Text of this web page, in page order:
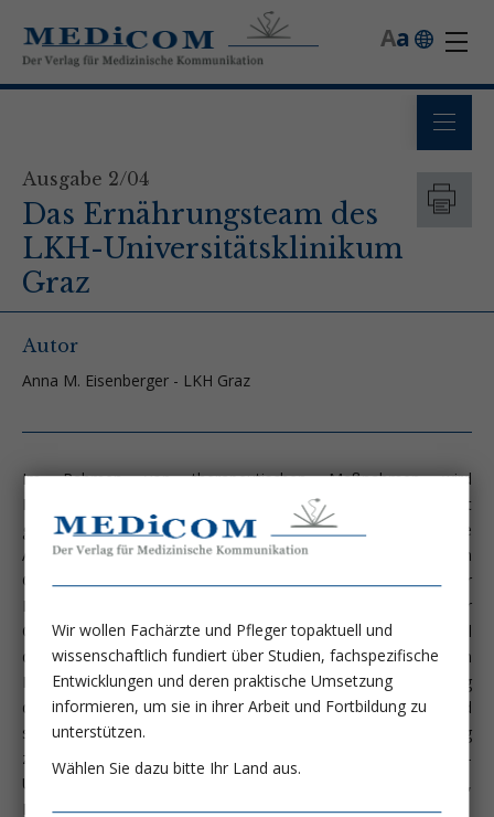
a
A
Ausgabe 2/04
Das Ernährungsteam des
LKH-Universitätsklinikum
Graz
Autor
Anna M. Eisenberger - LKH Graz
Im Rahmen von therapeutischen Maßnahmen wird
Ernährungsmedizin zunehmend als eigenständiges Fachgebiet
gesehen und fordert auch fachlich kompetente
Ansprechpartner. Daher wurde im LKH-Universitätsklinikum
Graz im Jahre 1997 das Ernährungsteam, nach einer
Beschlussfassung der kollegialen Führung, als Maßnahme zur
Qualitätssicherung in der Patientenversorgung, gegründet. Ziel
dieser Einrichtung ist, in Zusammenarbeit mit den
Entscheidungsträgern des LKH Maßnahmen zur Verbesserung
der Ernährungssituation von Patienten im Allgemeinen und
speziell im Bereich der enteralen und parenteralen Ernährung
zu erarbeiten und umzusetzen. Das Ernährungsteam des LKH-
Univ.-Klinikum setzt sich aus Ärzten, Pharmazeuten,
Diätassistentinnen und Pflegepersonal zusammen.
Wir wollen Fachärzte und Pfleger topaktuell und
wissenschaftlich fundiert über Studien, fachspezifische
Entwicklungen und deren praktische Umsetzung
informieren, um sie in ihrer Arbeit und Fortbildung zu
unterstützen.
Wählen Sie dazu bitte Ihr Land aus.